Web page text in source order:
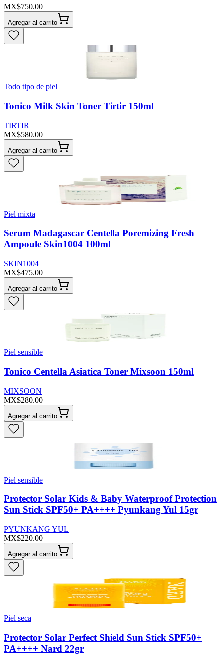
MX$750.00
Agregar al carrito
Todo tipo de piel
Tonico Milk Skin Toner Tirtir 150ml
TIRTIR
MX$580.00
Agregar al carrito
Piel mixta
Serum Madagascar Centella Poremizing Fresh
Ampoule Skin1004 100ml
SKIN1004
MX$475.00
Agregar al carrito
Piel sensible
Tonico Centella Asiatica Toner Mixsoon 150ml
MIXSOON
MX$280.00
Agregar al carrito
Piel sensible
Protector Solar Kids & Baby Waterproof Protection
Sun Stick SPF50+ PA++++ Pyunkang Yul 15gr
PYUNKANG YUL
MX$220.00
Agregar al carrito
Piel seca
Protector Solar Perfect Shield Sun Stick SPF50+
PA++++ Nard 22gr